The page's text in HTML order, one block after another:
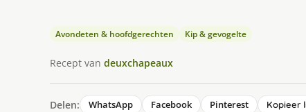
Avondeten & hoofdgerechten Kip & gevogelte
Recept van deuxchapeaux
Delen: WhatsApp Facebook Pinterest Kopieer